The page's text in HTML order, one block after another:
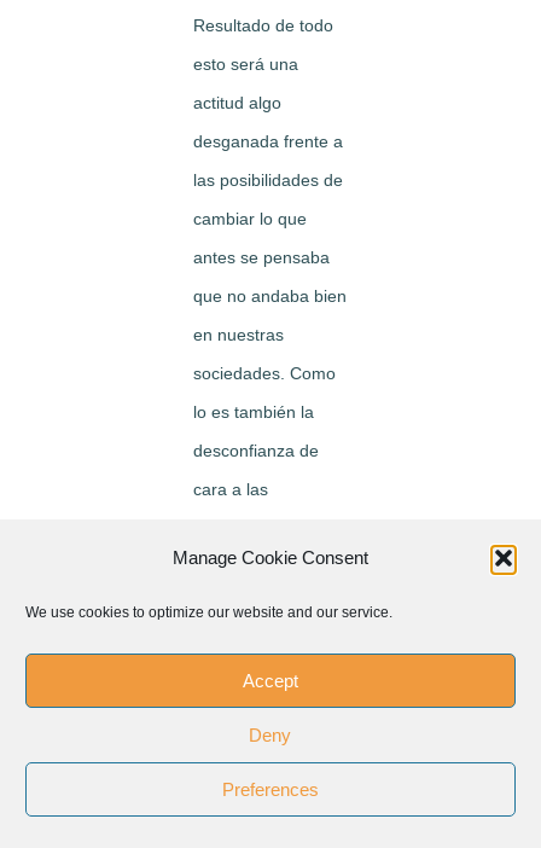
Manage Cookie Consent
We use cookies to optimize our website and our service.
Accept
Deny
Preferences
Resultado de todo
esto será una
actitud algo
desganada frente a
las posibilidades de
cambiar lo que
antes se pensaba
que no andaba bien
en nuestras
sociedades. Como
lo es también la
desconfianza de
cara a las
en cualquier área
de la acción y del
humanos, surge
postura escéptica
que relativiza el